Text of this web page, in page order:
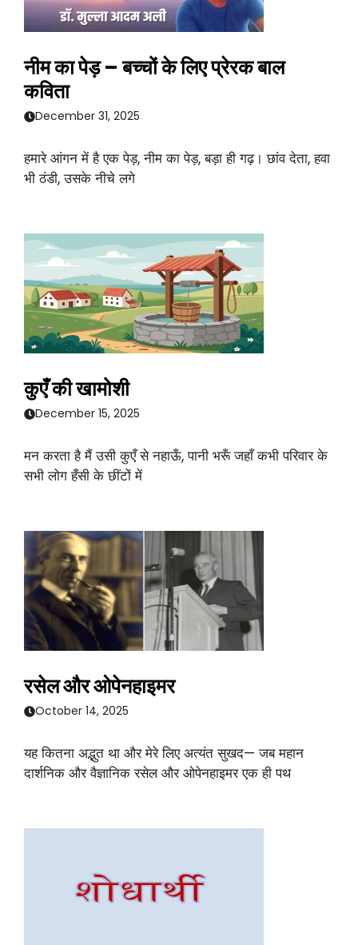
नीम का पेड़ – बच्चों के लिए प्रेरक बाल
कविता
December 31, 2025
हमारे आंगन में है एक पेड़, नीम का पेड़, बड़ा ही गढ़। छांव देता, हवा
भी ठंडी, उसके नीचे लगे
कुएँ की खामोशी
December 15, 2025
मन करता है मैं उसी कुएँ से नहाऊँ, पानी भरूँ जहाँ कभी परिवार के
सभी लोग हँसी के छींटों में
रसेल और ओपेनहाइमर
October 14, 2025
यह कितना अद्भुत था और मेरे लिए अत्यंत सुखद— जब महान
दार्शनिक और वैज्ञानिक रसेल और ओपेनहाइमर एक ही पथ